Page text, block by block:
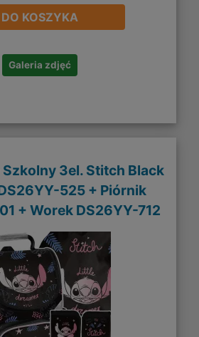
DO KOSZYKA
Galeria zdjęć
3el. Stitch Black
525 + Piórnik
+ Worek DS26YY-712